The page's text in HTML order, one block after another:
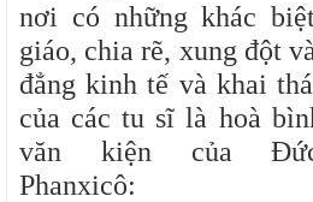
nơi có những khác
giáo, chia rẽ, xung đột
đẳng kinh tế và khai
của các tu sĩ là hoà
văn kiện của